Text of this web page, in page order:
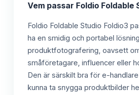
Vem passar Foldio Foldable
Foldio Foldable Studio Foldio3
ha en smidig och portabel
produktfotografering, oavsett
småföretagare, influencer eller
Den är särskilt bra för e-
kunna ta snygga produktbilder